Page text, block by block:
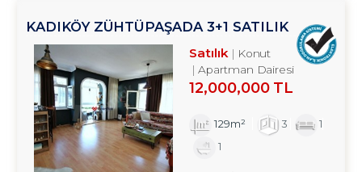
KADIKÖY ZÜHTÜPAŞADA 3+1 SATILIK
DAİRE TROYKADAN
Satılık
Konut
Apartman Dairesi
12,000,000 TL
129m² 3
1
1